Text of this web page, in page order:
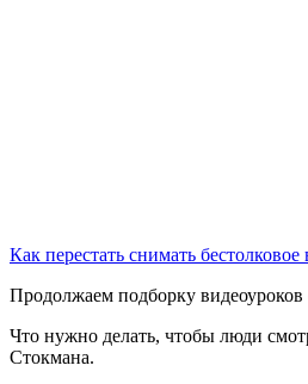
Как перестать снимать бестолковое
Продолжаем подборку
Что нужно делать, чтобы люди
Стокмана.